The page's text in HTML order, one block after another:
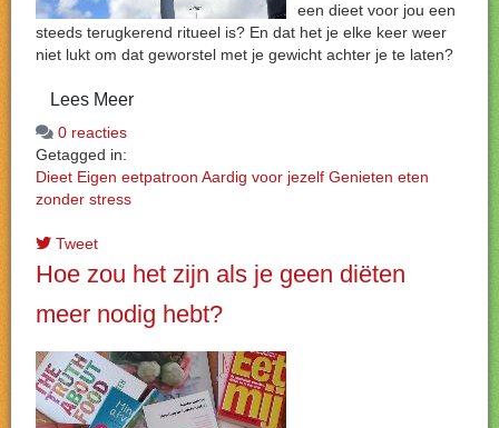
een dieet voor jou een
steeds terugkerend ritueel is? En dat het je elke keer weer
niet lukt om dat geworstel met je gewicht achter je te laten?
Lees Meer
0 reacties
Getagged in:
Dieet Eigen eetpatroon Aardig voor jezelf Genieten eten
zonder stress
Tweet
Hoe zou het zijn als je geen diëten
meer nodig hebt?